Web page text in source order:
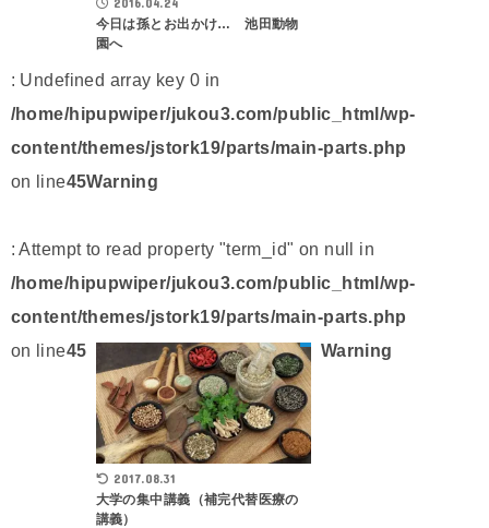
2016.04.24
今日は孫とお出かけ… 池田動物
園へ
: Undefined array key 0 in
/home/hipupwiper/jukou3.com/public_html/wp-
content/themes/jstork19/parts/main-parts.php
on line45Warning
: Attempt to read property "term_id" on null in
/home/hipupwiper/jukou3.com/public_html/wp-
content/themes/jstork19/parts/main-parts.php
on line45
2017.08.31
大学の集中講義（補完代替医療の
講義）
Warning